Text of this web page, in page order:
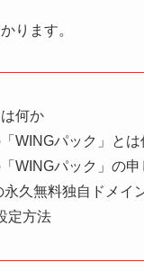
ります。
何か
WINGパック」とは
WINGパック」の申
久無料独自ドメイ
定方法